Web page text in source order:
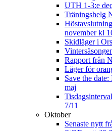
UTH 1-3:e
Träningshelg
november kl
Skidläger i
Rapport från
Läger för
Save the
maj
7/11
Oktober
Senaste nytt